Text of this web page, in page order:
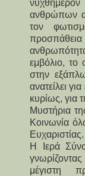
νυχθημερόν
ανθρώπων
τον
εμβόλιο, το
στην
ανατείλει
κυρίως, για
Μυστήρια
Κοινωνία
Ευχαριστίας.
Η Ιερά
μέγιστη